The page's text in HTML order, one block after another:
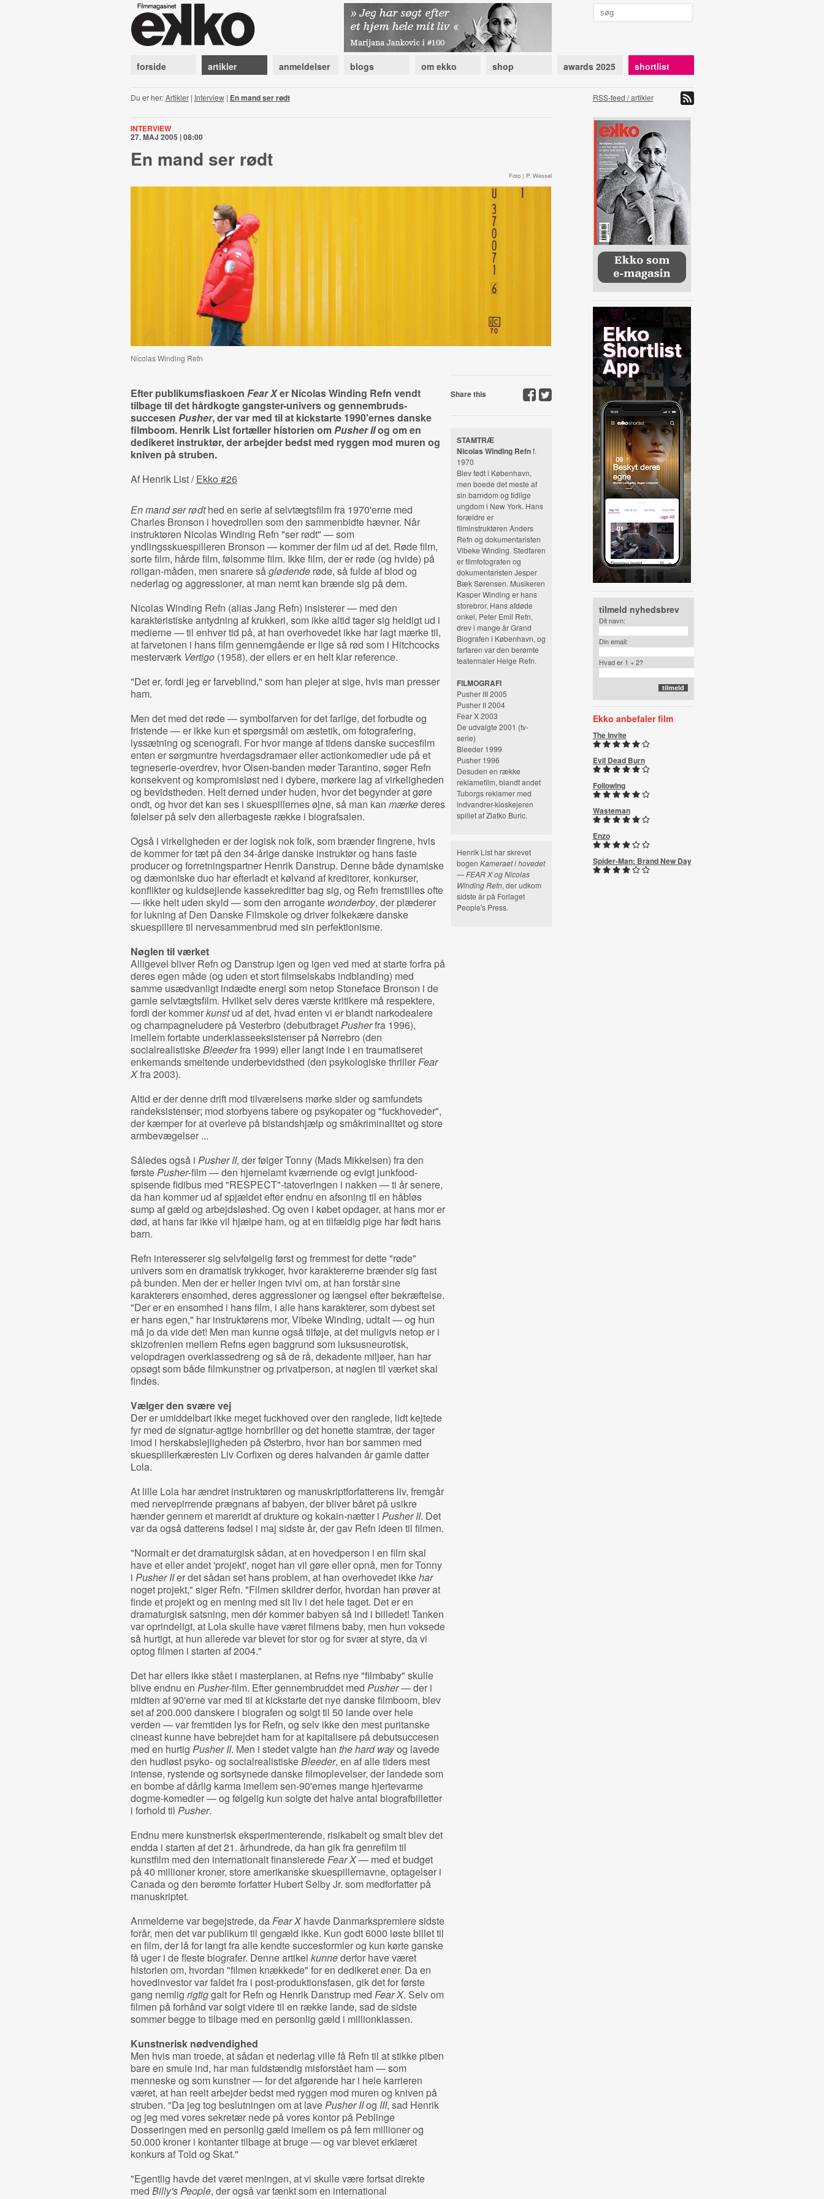
forside artikler anmeldelser blogs om ekko shop awards 2025 shortlist
Du er her:Artikler| Interview| En mand ser rødt RSS-feed / artikler
INTERVIEW
27. MAJ 2005 | 08:00
En mand ser rødt
Foto | P. Wessel
Nicolas Winding Refn
Efter publikumsfiaskoen Fear Xer Nicolas Winding Refn vendt
tilbage til det hårdkogte gangster-univers og gennembruds-
succesen Pusher, der var med til at kickstarte 1990'ernes danske
filmboom. Henrik List fortæller historien omPusher IIog om en
dedikeret instruktør, der arbejder bedst med ryggen mod muren og
kniven på struben.
Af Henrik List /Ekko #26
En mand ser rødthed en serie af selvtægtsfilm fra 1970'erne med
Charles Bronson i hovedrollen som den sammenbidte hævner. Når
instruktøren Nicolas Winding Refn "ser rødt" — som
yndlingsskuespilleren Bronson — kommer der film ud af det. Røde film,
sorte film, hårde film, følsomme film. Ikke film, der er røde (og hvide) på
roligan-måden, men snarere såglødenderøde, så fulde af blod og
nederlag og aggressioner, at man nemt kan brænde sig på dem.
Nicolas Winding Refn (alias Jang Refn) insisterer — med den
karakteristiske antydning af krukkeri, som ikke altid tager sig heldigt ud i
medierne — til enhver tid på, at han overhovedet ikke har lagt mærke til,
at farvetonen i hans film gennemgående er lige så rød som i Hitchcocks
mesterværk Vertigo (1958), der ellers er en helt klar reference.
"Det er, fordi jeg er farveblind," som han plejer at sige, hvis man presser
ham.
Men det med det røde — symbolfarven for det farlige, det forbudte og
fristende — er ikke kun et spørgsmål om æstetik, om fotografering,
lyssætning og scenografi. For hvor mange af tidens danske succesfilm
enten er sørgmuntre hverdagsdramaer eller actionkomedier ude på et
tegneserie-overdrev, hvor Olsen-banden møder Tarantino, søger Refn
konsekvent og kompromisløst ned i dybere, mørkere lag af virkeligheden
og bevidstheden. Helt derned under huden, hvor det begynder at gøre
ondt, og hvor det kan ses i skuespillernes øjne, så man kan mærkederes
følelser på selv den allerbageste række i biografsalen.
Også i virkeligheden er der logisk nok folk, som brænder fingrene, hvis
de kommer for tæt på den 34-årige danske instruktør og hans faste
producer og forretningspartner Henrik Danstrup. Denne både dynamiske
og dæmoniske duo har efterladt et kølvand af kreditorer, konkurser,
konflikter og kuldsejlende kassekreditter bag sig, og Refn fremstilles ofte
— ikke helt uden skyld — som den arrogante wonderboy, der plæderer
for lukning af Den Danske Filmskole og driver folkekære danske
skuespillere til nervesammenbrud med sin perfektionisme.
Nøglen til værket
Alligevel bliver Refn og Danstrup igen og igen ved med at starte forfra på
deres egen måde (og uden et stort filmselskabs indblanding) med
samme usædvanligt indædte energi som netop Stoneface Bronson i de
gamle selvtægtsfilm. Hvilket selv deres værste kritikere må respektere,
fordi der kommerkunstud af det, hvad enten vi er blandt narkodealere
og champagneludere på Vesterbro (debutbragetPusherfra 1996),
imellem fortabte underklasseeksistenser på Nørrebro (den
socialrealistiskeBleederfra 1999) eller langt inde i en traumatiseret
enkemands smeltende underbevidsthed (den psykologiske thrillerFear
Xfra 2003).
Altid er der denne drift mod tilværelsens mørke sider og samfundets
randeksistenser; mod storbyens tabere og psykopater og "fuckhoveder",
der kæmper for at overleve på bistandshjælp og småkriminalitet og store
armbevægelser ...
Således også i Pusher II, der følger Tonny (Mads Mikkelsen) fra den
førstePusher-film — den hjernelamt kværnende og evigt junkfood-
spisende fidibus med "RESPECT"-tatoveringen i nakken — ti år senere,
da han kommer ud af spjældet efter endnu en afsoning til en håbløs
sump af gæld og arbejdsløshed. Og oven i købet opdager, at hans mor er
død, at hans far ikke vil hjælpe ham, og at en tilfældig pige har født hans
barn.
Refn interesserer sig selvfølgelig først og fremmest for dette "røde"
univers som en dramatisk trykkoger, hvor karaktererne brænder sig fast
på bunden. Men der er heller ingen tvivl om, at han forstår sine
karakterers ensomhed, deres aggressioner og længsel efter bekræftelse.
"Der er en ensomhed i hans film, i alle hans karakterer, som dybest set
er hans egen," har instruktørens mor, Vibeke Winding, udtalt — og hun
må jo da vide det! Men man kunne også tilføje, at det muligvis netop er i
skizofrenien mellem Refns egen baggrund som luksusneurotisk,
velopdragen overklassedreng og så de rå, dekadente miljøer, han har
opsøgt som både filmkunstner og privatperson, at nøglen til værket skal
findes.
Vælger den svære vej
Der er umiddelbart ikke meget fuckhoved over den ranglede, lidt kejtede
fyr med de signatur-agtige hornbriller og det honette stamtræ, der tager
imod i herskabslejligheden på Østerbro, hvor han bor sammen med
skuespillerkæresten Liv Corfixen og deres halvanden år gamle datter
Lola.
At lille Lola har ændret instruktøren og manuskriptforfatterens liv, fremgår
med nervepirrende prægnans af babyen, der bliver båret på usikre
hænder gennem et mareridt af drukture og kokain-nætter i Pusher II. Det
var da også datterens fødsel i maj sidste år, der gav Refn ideen til filmen.
"Normalt er det dramaturgisk sådan, at en hovedperson i en film skal
have et eller andet 'projekt', noget han vil gøre eller opnå, men for Tonny
i Pusher IIer det sådan set hans problem, at han overhovedet ikkehar
noget projekt," siger Refn. "Filmen skildrer derfor, hvordan han prøver at
finde et projekt og en mening med sit liv i det hele taget. Det er en
dramaturgisk satsning, men dér kommer babyen så ind i billedet! Tanken
var oprindeligt, at Lola skulle have været filmens baby, men hun voksede
så hurtigt, at hun allerede var blevet for stor og for svær at styre, da vi
optog filmen i starten af 2004."
Det har ellers ikke stået i masterplanen, at Refns nye "filmbaby" skulle
blive endnu en Pusher-film. Efter gennembruddet med Pusher— der i
midten af 90'erne var med til at kickstarte det nye danske filmboom, blev
set af 200.000 danskere i biografen og solgt til 50 lande over hele
verden — var fremtiden lys for Refn, og selv ikke den mest puritanske
cineast kunne have bebrejdet ham for at kapitalisere på debutsuccesen
med en hurtig Pusher II. Men i stedet valgte han the hard wayog lavede
den hudløst psyko- og socialrealistiskeBleeder, en af alle tiders mest
intense, rystende og sortsynede danske filmoplevelser, der landede som
en bombe af dårlig karma imellem sen-90'ernes mange hjertevarme
dogme-komedier — og følgelig kun solgte det halve antal biografbilletter
i forhold til Pusher.
Endnu mere kunstnerisk eksperimenterende, risikabelt og smalt blev det
endda i starten af det 21. århundrede, da han gik fra genrefilm til
kunstfilm med den internationalt finansieredeFear X— med et budget
på 40 millioner kroner, store amerikanske skuespillernavne, optagelser i
Canada og den berømte forfatter Hubert Selby Jr. som medforfatter på
manuskriptet.
Anmelderne var begejstrede, daFear Xhavde Danmarkspremiere sidste
forår, men det var publikum til gengæld ikke. Kun godt 6000 løste billet til
en film, der lå for langt fra alle kendte succesformler og kun kørte ganske
få uger i de fleste biografer. Denne artikel kunnederfor have været
historien om, hvordan "filmen knækkede" for en dedikeret ener. Da en
hovedinvestor var faldet fra i post-produktionsfasen, gik det for første
gang nemlig rigtiggalt for Refn og Henrik Danstrup med Fear X. Selv om
filmen på forhånd var solgt videre til en række lande, sad de sidste
sommer begge to tilbage med en personlig gæld i millionklassen.
Kunstnerisk nødvendighed
Men hvis man troede, at sådan et nederlag ville få Refn til at stikke piben
bare en smule ind, har man fuldstændig misforstået ham — som
menneske og som kunstner — for det afgørende har i hele karrieren
været, at han reelt arbejder bedst med ryggen mod muren og kniven på
struben. "Da jeg tog beslutningen om at lavePusher IIog III, sad Henrik
og jeg med vores sekretær nede på vores kontor på Peblinge
Dosseringen med en personlig gæld imellem os på fem millioner og
50.000 kroner i kontanter tilbage at bruge — og var blevet erklæret
konkurs af Told og Skat."
"Egentlig havde det været meningen, at vi skulle være fortsat direkte
med Billy's People, der også var tænkt som en international
Share this
STAMTRÆ
Nicolas Winding Refnf.
1970
Blev født i København,
men boede det meste af
sin barndom og tidlige
ungdom i New York. Hans
forældre er
filminstruktøren Anders
Refn og dokumentaristen
Vibeke Winding. Stedfaren
er filmfotografen og
dokumentaristen Jesper
Bæk Sørensen. Musikeren
Kasper Winding er hans
storebror. Hans afdøde
onkel, Peter Emil Refn,
drev i mange år Grand
Biografen i København, og
farfaren var den berømte
teatermaler Helge Refn.
FILMOGRAFI
Pusher III 2005
Pusher II 2004
Fear X 2003
De udvalgte 2001 (tv-
serie)
Bleeder 1999
Pusher 1996
Desuden en række
reklamefilm, blandt andet
Tuborgs reklamer med
indvandrer-kioskejeren
spillet af Zlatko Buric.
Henrik List har skrevet
bogen Kameraet i hovedet
—FEAR X og Nicolas
Winding Refn, der udkom
sidste år på Forlaget
People's Press.
tilmeld nyhedsbrev
Dit navn:
Din email:
Hvad er 1 + 2?
Ekko anbefaler film
The Invite
Evil Dead Burn
Following
Wasteman
Enzo
Spider-Man: Brand New Day